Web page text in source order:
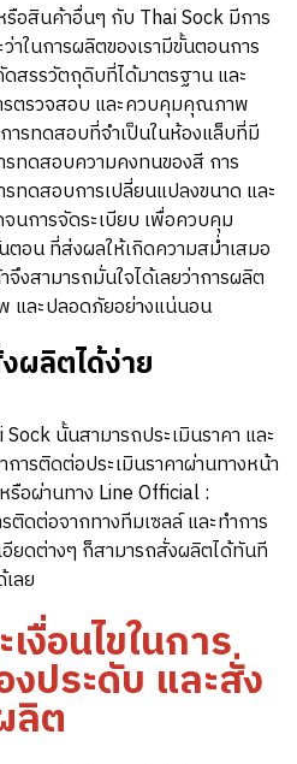
รือสินค้าอื่นๆ กับ Thai Sock มีการ
ในการผลิตของเรามีขั้นตอนการ
รรวัตถุดิบที่ได้มาตรฐาน และ
ตรวจสอบ และควบคุมคุณภาพ
ารทดสอบที่จำเป็นในห้องแล็บที่มี
รทดสอบความคงทนของสี การ
ทดสอบการเปลี่ยนแปลงขนาด และ
นการจัดระเบียบ เพื่อควบคุม
ตอน ที่ส่งผลให้เกิดความสม่ำเสมอ
สามารถมั่นใจได้เลยว่าการผลิต
และปลอดภัยอย่างแน่นอน
ผลิตได้ง่าย
นั้นสามารถประเมินราคา และ
ารติดต่อประเมินราคาผ่านทางหน้า
หรือผ่านทาง Line Official :
ดต่อจากทางทีมเซลล์ และทำการ
อียดต่างๆ ก็สามารถสั่งผลิตได้ทันที
ลย
งื่อนไขในการ
ประดับ และสั่ง
ลิต